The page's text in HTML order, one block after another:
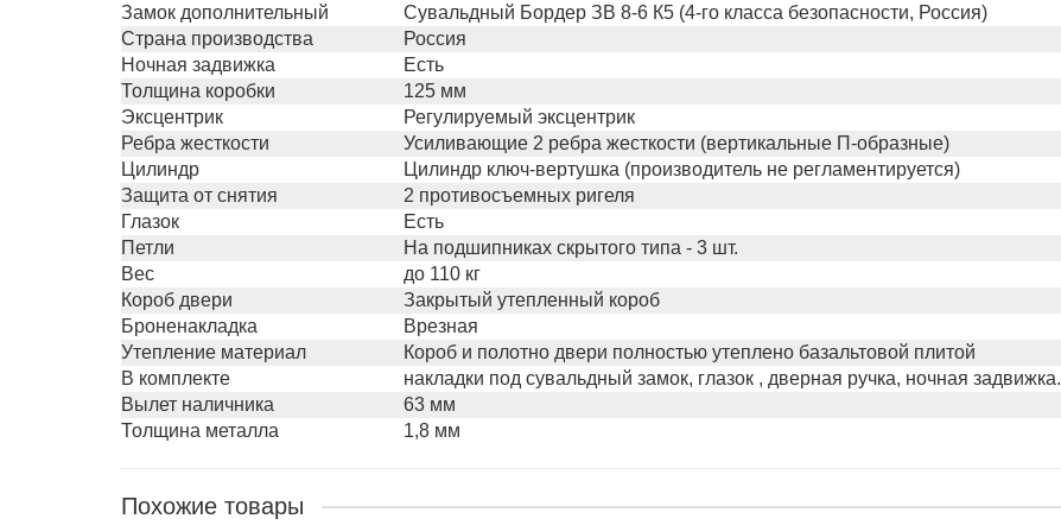
Замок дополнительный
Сувальдный Бордер ЗВ 8-6 К5 (4-го класса безопасности, Россия)
Страна производства
Россия
Ночная задвижка
Есть
Толщина коробки
125 мм
Эксцентрик
Регулируемый эксцентрик
Ребра жесткости
Усиливающие 2 ребра жесткости (вертикальные П-образные)
Цилиндр
Цилиндр ключ-вертушка (производитель не регламентируется)
Защита от снятия
2 противосъемных ригеля
Глазок
Есть
Петли
На подшипниках скрытого типа - 3 шт.
Вес
до 110 кг
Короб двери
Закрытый утепленный короб
Броненакладка
Врезная
Утепление материал
Короб и полотно двери полностью утеплено базальтовой плитой
В комплекте
накладки под сувальдный замок, глазок , дверная ручка, ночная задвижка.
Вылет наличника
63 мм
Толщина металла
1,8 мм
Похожие товары